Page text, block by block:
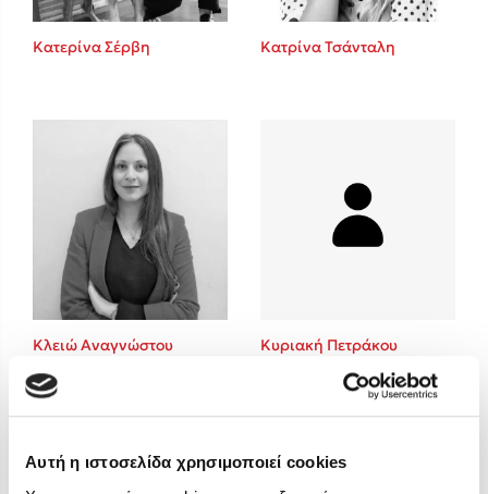
Αυτή η ιστοσελίδα χρησιμοποιεί cookies
Στέφανος Ξενάκης
Sebastian Fitzek
Κατρίνα Τσάνταλη
Mimi Matthews
Benzamin Bécue
Rebecca Yarros
Teo Benedetti
Τζένη Κουτσοδημητροπούλου
Ali Hazelwood
Cori Doerrfeld
Pierdomenico Baccalario
Δανάη Ιμπραχήμ
Κατερίνα Σέρβη Κατρίνα Τσάνταλη
Κλειώ Αναγνώστου Κυριακή Πετράκου